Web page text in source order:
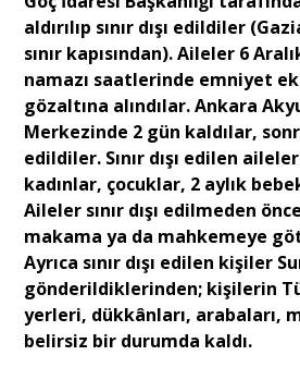
aldırılıp sınır dışı edildiler
sınır kapısından). Aileler 6
namazı saatlerinde emniyet
gözaltına alındılar. Ankara
Merkezinde 2 gün kaldılar, sonra
edildiler. Sınır dışı edilen
kadınlar, çocuklar, 2 aylık
Aileler sınır dışı edilmeden
makama ya da mahkemeye
Ayrıca sınır dışı edilen kişiler
gönderildiklerinden; kişilerin
yerleri, dükkânları, arabaları,
belirsiz bir durumda kaldı.